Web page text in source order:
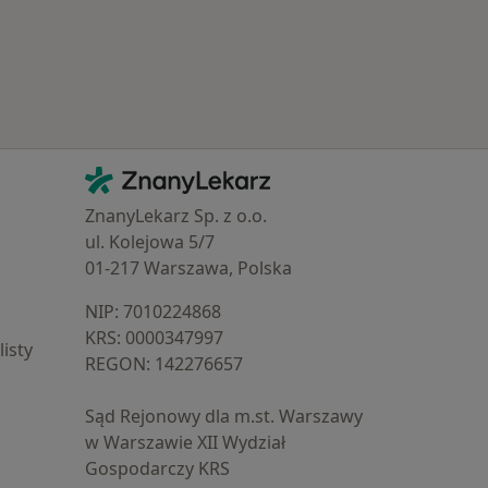
Kontakt
ZnanyLekarz - Strona główna
ZnanyLekarz Sp. z o.o.
ul. Kolejowa 5/7
01-217 Warszawa, Polska
NIP: ⁠7010224868
KRS: ⁠0000347997
REGON: ⁠142276657
Sąd Rejonowy dla m.st. Warszawy
w Warszawie XII Wydział
Gospodarczy KRS